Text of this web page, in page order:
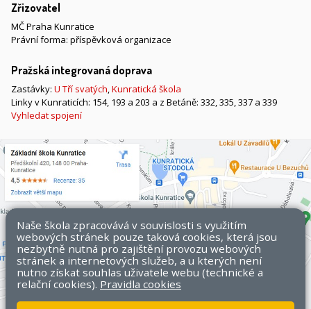
Zřizovatel
MČ Praha Kunratice
Právní forma: příspěvková organizace
Pražská integrovaná doprava
Zastávky: U Tří svatých,Kunratická škola
Linky v Kunraticích: 154, 193 a 203 a z Betáně: 332, 335, 337 a 339
Vyhledat spojení
Naše škola zpracovává v souvislosti s využitím
webových stránek pouze taková cookies, která jsou
nezbytně nutná pro zajištění provozu webových
stránek a internetových služeb, a u kterých není
nutno získat souhlas uživatele webu (technické a
relační cookies). Pravidla cookies